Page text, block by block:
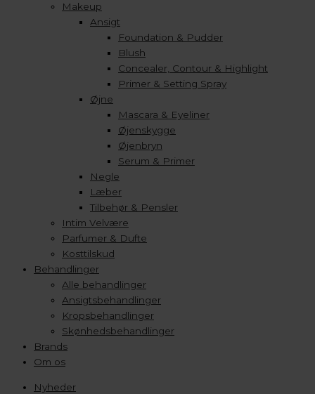
Makeup
Ansigt
Foundation & Pudder
Blush
Concealer, Contour & Highlight
Primer & Setting Spray
Øjne
Mascara & Eyeliner
Øjenskygge
Øjenbryn
Serum & Primer
Negle
Læber
Tilbehør & Pensler
Intim Velvære
Parfumer & Dufte
Kosttilskud
Behandlinger
Alle behandlinger
Ansigtsbehandlinger
Kropsbehandlinger
Skønhedsbehandlinger
Brands
Om os
Nyheder